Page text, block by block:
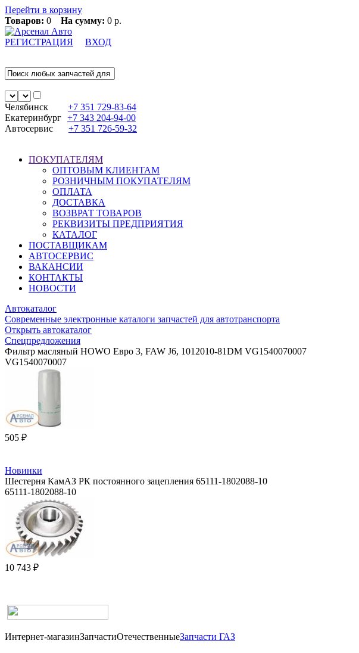
Перейти в корзину
Товаров: 0 На сумму: 0 р.
РЕГИСТРАЦИЯ ВХОД
Челябинск +7 351 729-83-64
Екатеринбург +7 343 204-94-00
Автосервис
+7 351 726-59-32
ПОКУПАТЕЛЯМ
ОПТОВЫМ КЛИЕНТАМ
РОЗНИЧНЫМ ПОКУПАТЕЛЯМ
ОПЛАТА
ДОСТАВКА
ВОЗВРАТ ТОВАРОВ
РЕКВИЗИТЫ ПРЕДПРИЯТИЯ
КАТАЛОГ
ПОСТАВЩИКАМ
АВТОСЕРВИС
ВАКАНСИИ
КОНТАКТЫ
НОВОСТИ
Автокаталог
Современные электронные каталоги запчастей для автотранспорта
Открыть автокаталог
Спецпредложения
Фильтр масляный HOWO Евро 3, FAW J6, 1012010-81DM VG1540070007
VG1540070007
505 ₽
Новинки
Шестерня КамАЗ РК постоянного зацепления 65111-1802088-10
65111-1802088-10
10 743 ₽
Интернет-магазинЗапчастиОтечественныеЗапчасти ГАЗ